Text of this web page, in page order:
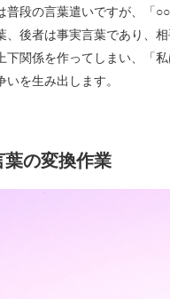
普段の言葉遣いですが、「
、後者は事実言葉であり、
下関係を作ってしまい、「
いを生み出します。
葉の変換作業